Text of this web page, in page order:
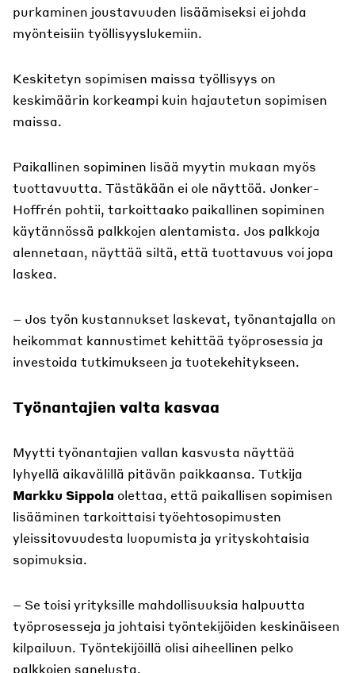
purkaminen joustavuuden lisäämiseksi ei johda
myönteisiin työllisyyslukemiin.
Keskitetyn sopimisen maissa työllisyys on
keskimäärin korkeampi kuin hajautetun sopimisen
maissa.
Paikallinen sopiminen lisää myytin mukaan myös
tuottavuutta. Tästäkään ei ole näyttöä. Jonker-
Hoffrén pohtii, tarkoittaako paikallinen sopiminen
käytännössä palkkojen alentamista. Jos palkkoja
alennetaan, näyttää siltä, että tuottavuus voi jopa
laskea.
– Jos työn kustannukset laskevat, työnantajalla on
heikommat kannustimet kehittää työprosessia ja
investoida tutkimukseen ja tuotekehitykseen.
Työnantajien valta kasvaa
Myytti työnantajien vallan kasvusta näyttää
lyhyellä aikavälillä pitävän paikkaansa. Tutkija
Markku Sippola olettaa, että paikallisen sopimisen
lisääminen tarkoittaisi työehtosopimusten
yleissitovuudesta luopumista ja yrityskohtaisia
sopimuksia.
– Se toisi yrityksille mahdollisuuksia halpuutta
työprosesseja ja johtaisi työntekijöiden keskinäiseen
kilpailuun. Työntekijöillä olisi aiheellinen pelko
palkkojen sanelusta.